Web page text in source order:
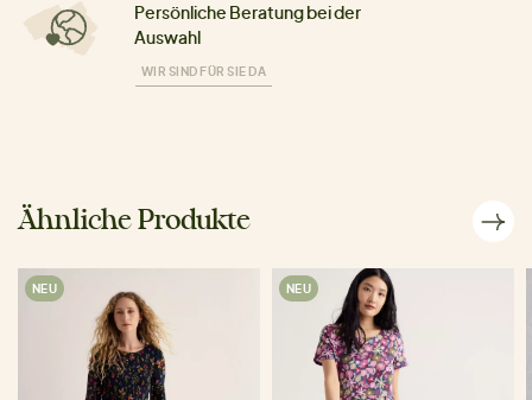
Persönliche Beratung bei der
Auswahl
WIR SIND FÜR SIE DA
Ähnliche Produkte
NEU NEU